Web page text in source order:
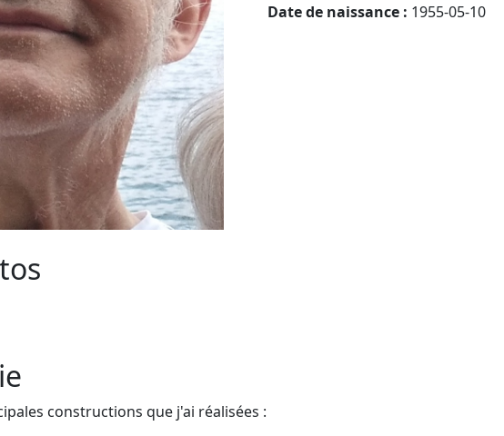
Date de naissance : 1955-05-10
constructions que j'ai réalisées :